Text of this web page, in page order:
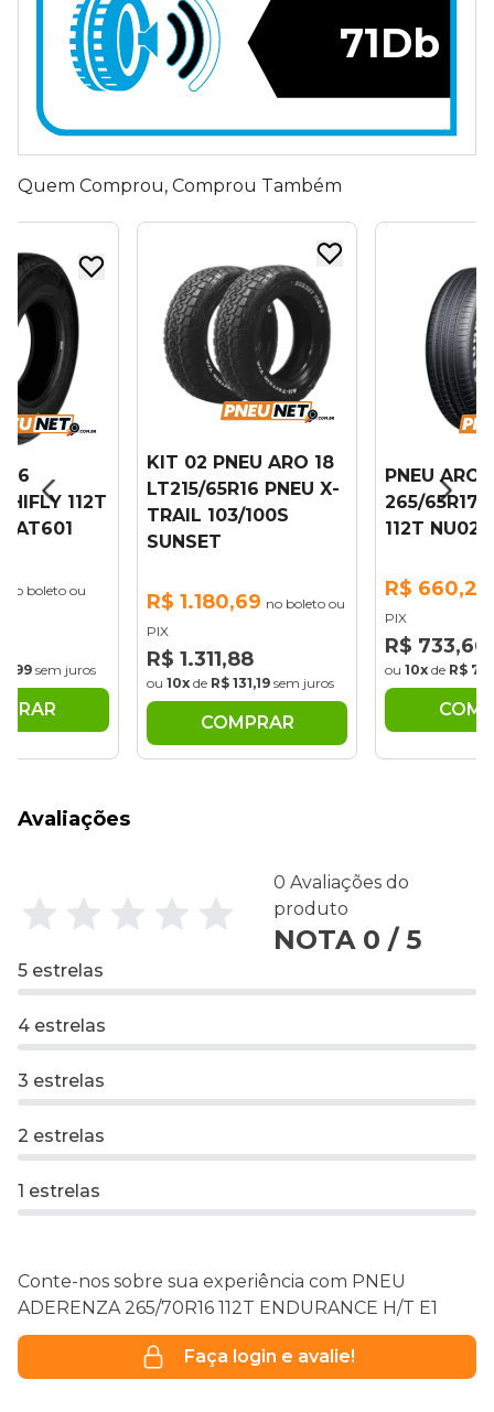
71Db
Quem Comprou, Comprou Também
16
112T
AT601
no boleto ou
sem juros
KIT 02 PNEU ARO 18
LT215/65R16 PNEU X-
TRAIL 103/100S
SUNSET
R$ 1.180,69 no boleto ou
PIX
R$ 1.311,88
ou 10x de R$ 131,19 sem juros
COMPRAR
PNEU ARO
265/65R17
112T
R$ 660,29
PIX
R$ 733,66
ou 10x de R$
Avaliações
0 Avaliações do
produto
NOTA 0 / 5
5 estrelas
4 estrelas
3 estrelas
2 estrelas
1 estrelas
Conte-nos sobre sua experiência com PNEU
ADERENZA 265/70R16 112T ENDURANCE H/T E1
Faça login e avalie!